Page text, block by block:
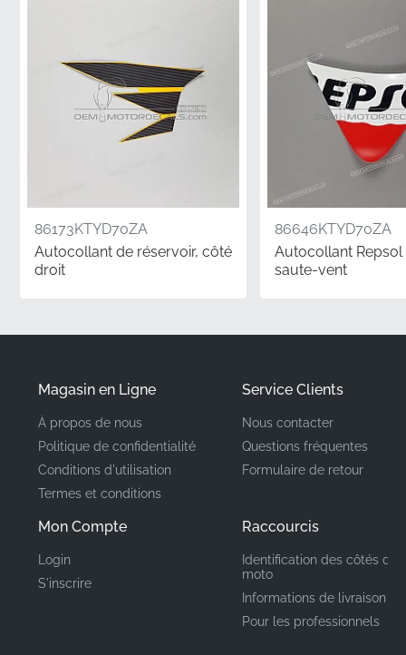
Emballage d'origine :Ce composant arrive dans
des matériaux de protection officiels du fabricant pour
garantir qu'il reste impeccable jusqu'à ce que vous
soyez prêt pour l'installation.
Portant le MPN officiel
86832KTYD70ZA, ce graphique fait partie intégrante
✅Contrôle qualité :Chaque autocollant subit des
contrôles rigoureux au niveau de l'usine pour
canaux autorisés, garantissant une pièce neuve
inapproprié à long terme.
Numéro de pièce
Fabricant
86173KTYD70ZA
Autocollant de réservoir, côté
droit
86646KTYD70ZA
Autocollant
saute-vent
Magasin en Ligne
À propos de nous
Politique de confidentialité
Conditions d'utilisation
Termes et conditions
Mon Compte
Login
S'inscrire
Service Clients
Nous contacter
Questions fréquentes
Formulaire de retour
Raccourcis
Identification des côtés de
moto
Informations de livraison
Pour les professionnels